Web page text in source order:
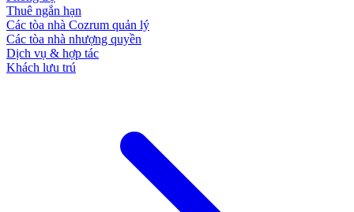
Thuê ngắn hạn
Các tòa nhà Cozrum quản lý
Các tòa nhà nhượng quyền
Dịch vụ & hợp tác
Khách lưu trú